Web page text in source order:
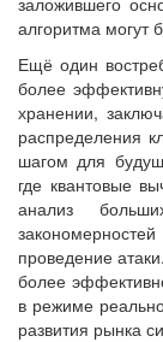
алгоритма могут
Ещё один
более
хранении,
распределения
шагом для
где квантовые
анализ
проведение
более
в режиме
развития рынка